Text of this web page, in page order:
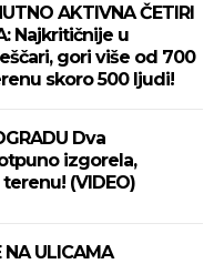
AKTIVNA ČETIRI
Najkritičnije u
gori više od 700
skoro 500 ljudi!
Dva
izgorela,
(VIDEO)
NA ULICAMA